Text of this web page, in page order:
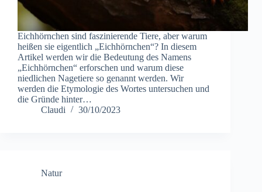
Eichhörnchen sind faszinierende Tiere, aber warum
heißen sie eigentlich „Eichhörnchen“? In diesem
Artikel werden wir die Bedeutung des Namens
„Eichhörnchen“ erforschen und warum diese
niedlichen Nagetiere so genannt werden. Wir
werden die Etymologie des Wortes untersuchen und
die Gründe hinter…
Claudi
30/10/2023
Natur